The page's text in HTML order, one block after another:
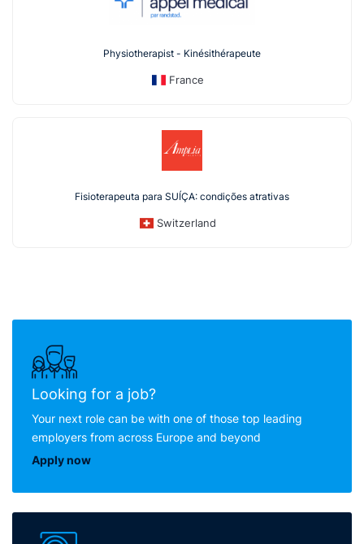
Physiotherapist - Kinésithérapeute
France
Fisioterapeuta para SUÍÇA: condições atrativas
Switzerland
Looking for a job?
Your next role can be with one of those top leading
employers from across Europe and beyond
Apply now